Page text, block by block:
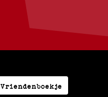
Vriendenboekje